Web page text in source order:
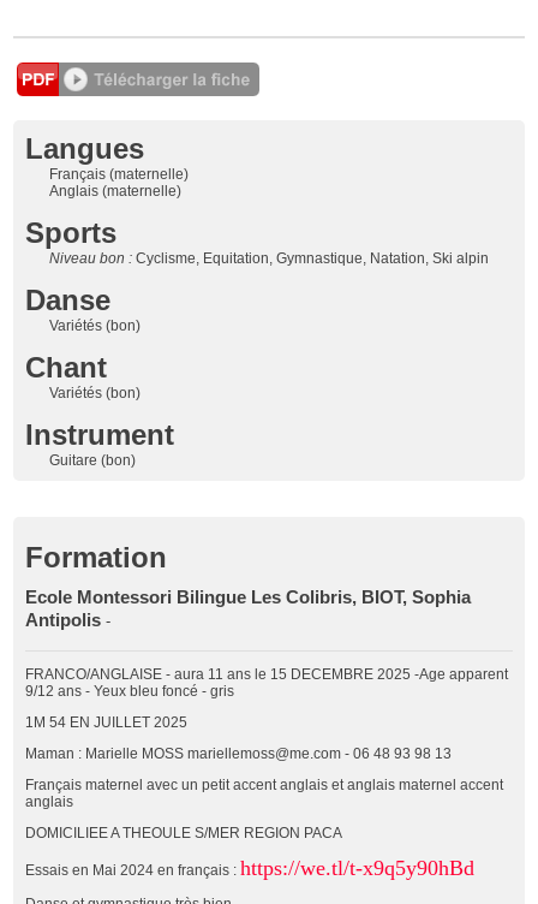
Langues
Français (maternelle)
Anglais (maternelle)
Sports
Niveau bon :Cyclisme, Equitation, Gymnastique, Natation, Ski alpin
Danse
Variétés (bon)
Chant
Variétés (bon)
Instrument
Guitare (bon)
Formation
Ecole Montessori Bilingue Les Colibris, BIOT, Sophia
Antipolis -
FRANCO/ANGLAISE - aura 11 ans le 15 DECEMBRE 2025 -Age apparent
9/12 ans - Yeux bleu foncé - gris
1M 54 EN JUILLET 2025
Maman : Marielle MOSS mariellemoss@me.com - 06 48 93 98 13
Français maternel avec un petit accent anglais et anglais maternel accent
anglais
DOMICILIEE A THEOULE S/MER REGION PACA
Essais en Mai 2024 en français :https://we.tl/t-x9q5y90hBd